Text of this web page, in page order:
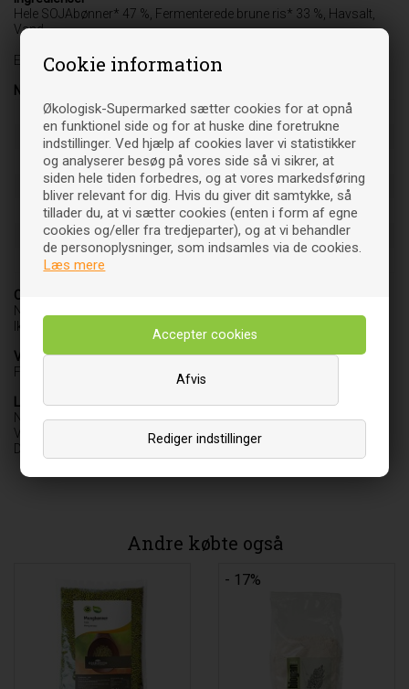
Cookie information
Økologisk-Supermarked sætter cookies for at opnå
en funktionel side og for at huske dine foretrukne
indstillinger. Ved hjælp af cookies laver vi statistikker
og analyserer besøg på vores side så vi sikrer, at
siden hele tiden forbedres, og at vores markedsføring
bliver relevant for dig. Hvis du giver dit samtykke, så
tillader du, at vi sætter cookies (enten i form af egne
cookies og/eller fra tredjeparter), og at vi behandler
de personoplysninger, som indsamles via de cookies.
Læs mere
Rediger indstillinger
Afvis
Hele SOJAbønner* 47 %, Fermenterede brune ris* 33 %, Havsalt,
Vand
Er der angivet en * ved en ingrediens, er den 100% økologisk
Næringsdeklaration
Energi (kJ/kcal)
662 kJ / 158 kcal
Fedt (g)
-heraf mættede fedtsyrer (g)
Kulhydrat (g)
-heraf sukkerarter (g)
Protein (g)
Salt (g)
Oprindelsesland
NL-BIO 01
Ikke-EU jordbrug
Varebetegnelse
Fødevare
Leverandør
NatureSource
Vedbæk Stationsvej 37 C
DK-2950 Vedbæk
Andre købte også
- 17%